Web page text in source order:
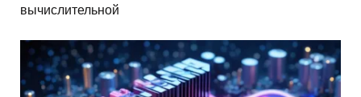
вычислительной